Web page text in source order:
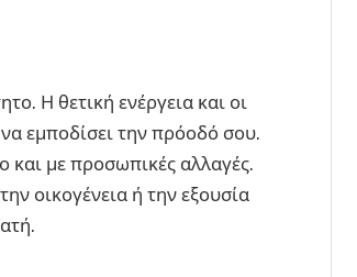
Η θετική ενέργεια και οι
να εμποδίσει την πρόοδό σου.
και με προσωπικές αλλαγές.
οικογένεια ή την εξουσία